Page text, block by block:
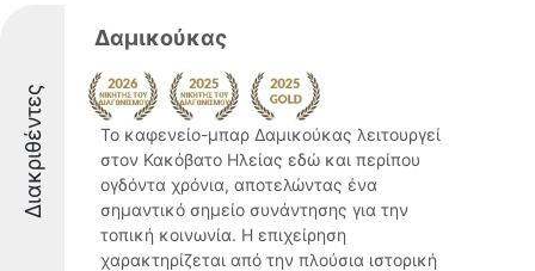
Διακριθέντες
Δαμικούκας
Το καφενείο-μπαρ Δαμικούκας λειτουργεί
στον Κακόβατο Ηλείας εδώ και περίπου
ογδόντα χρόνια, αποτελώντας ένα
σημαντικό σημείο συνάντησης για την
τοπική κοινωνία. Η επιχείρηση
χαρακτηρίζεται από την πλούσια ιστορική